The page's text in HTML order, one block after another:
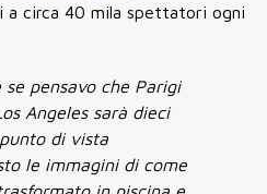
a circa 40 mila spettatori ogni
pensavo che Parigi
Angeles sarà dieci
di vista
le immagini di come